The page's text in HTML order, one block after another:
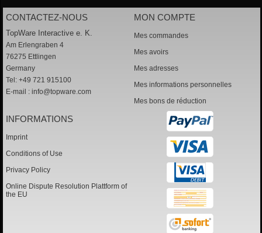
CONTACTEZ-NOUS
TopWare Interactive e. K.
Am Erlengraben 4
76275 Ettlingen
Germany
Tel: +49 721 915100
E-mail : info@topware.com
MON COMPTE
Mes commandes
Mes avoirs
Mes adresses
Mes informations personnelles
Mes bons de réduction
INFORMATIONS
Imprint
Conditions of Use
Privacy Policy
Online Dispute Resolution Plattform of
the EU